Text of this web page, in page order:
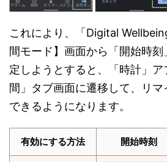
これにより、「Digital
間モード】画面から「開始時
定しようとすると、「時計」
間」タブ画面に遷移して、リ
できるようになります。
有効にする方法 開始時刻